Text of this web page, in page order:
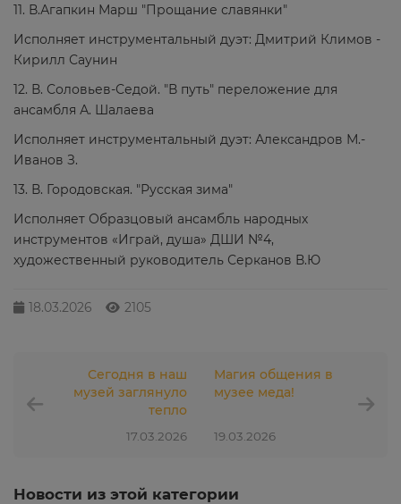
11. В.Агапкин Марш "Прощание славянки"
Исполняет инструментальный дуэт: Дмитрий Климов -
Кирилл Саунин
12. В. Соловьев-Седой. "В путь" переложение для
ансамбля А. Шалаева
Исполняет инструментальный дуэт: Александров М.-
Иванов З.
13. В. Городовская. "Русская зима"
Исполняет Образцовый ансамбль народных
инструментов «Играй, душа» ДШИ №4,
художественный руководитель Серканов В.Ю
18.03.2026 2105
Сегодня в наш
музей заглянуло
тепло
17.03.2026
Магия общения в
музее меда!
19.03.2026
Новости из этой категории